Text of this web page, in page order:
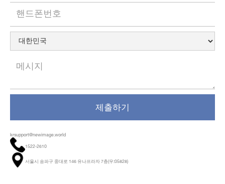
krsupport@newimage.world
1522-2610
서울시 송파구 중대로 146 유나프라자 7층(우:05828)